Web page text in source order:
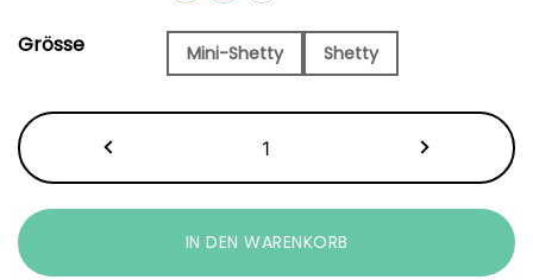
Grösse Mini-Shetty Shetty
Comfort
Menge
IN DEN WARENKORB